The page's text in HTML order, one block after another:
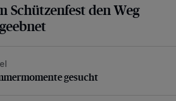
Schützenfest den Weg
gesucht
gesucht